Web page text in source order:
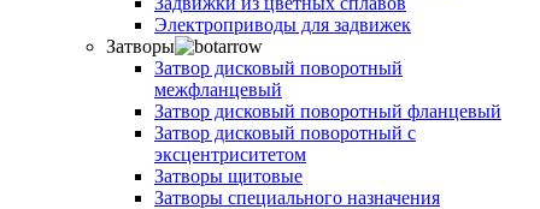
Электроприводы для задвижек
Затворы
Затвор дисковый поворотный
межфланцевый
Затвор дисковый поворотный фланцевый
Затвор дисковый поворотный с
эксцентриситетом
Затворы щитовые
Затворы специального назначения